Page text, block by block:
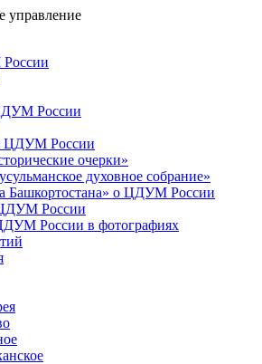
управление
России
ЦДУМ России
очерки»
духовное собрание»
Башкортостана» о ЦДУМ России
России
России в фотографиях